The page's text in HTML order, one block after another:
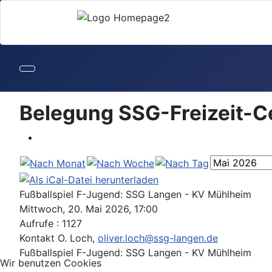
Belegung SSG-Freizeit-
Fußballspiel F-Jugend: SSG Langen - KV Mühlheim
Mittwoch, 20. Mai 2026, 17:00
Aufrufe : 1127
Kontakt O. Loch, oliver.loch@ssg-langen.de
Fußballspiel F-Jugend: SSG Langen - KV Mühlheim
Wir benutzen Cookies